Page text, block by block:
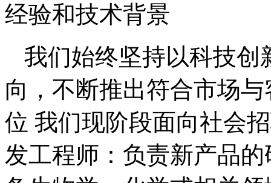
经验和技术背景
我们始终坚持以科技创
向，不断推出符合市场
位 我们现阶段面向社会
发工程师：负责新产品